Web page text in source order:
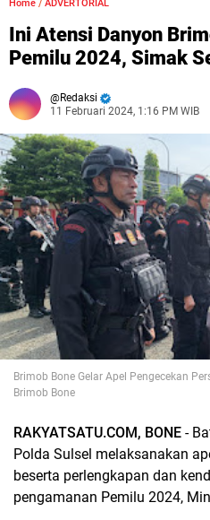
Home / ADVERTORIAL
Ini Atensi Danyon
Pemilu 2024, Simak
Redaksi
11 Februari 2024, 1:16 PM WIB
Brimob Bone Gelar Apel Pengecekan
Brimob Bone
RAKYATSATU.COM, BONE -
Polda Sulsel melaksanakan
beserta perlengkapan dan
pengamanan Pemilu 2024,